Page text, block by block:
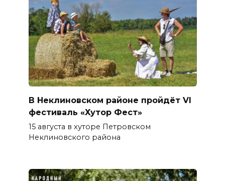
В Неклиновском районе пройдёт VI
фестиваль «Хутор Фест»
15 августа в хуторе Петровском
Неклиновского района